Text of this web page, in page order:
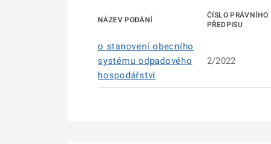
NÁZEV PODÁNÍ
ČÍSLO PRÁVNÍHO
PŘEDPISU
o stanovení obecního
systému odpadového
hospodářství
2/2022